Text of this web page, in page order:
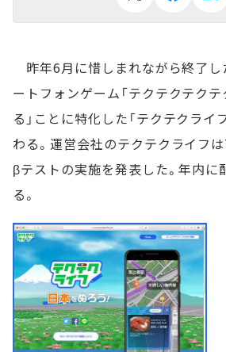
昨年6月に惜しまれながら終了し
ートフォンゲーム「テクテクテクテ
る」ことに特化した「テクテクライ
わる。運営会社のテクテクライフ
βテストの実施を発表した。年内に
る。